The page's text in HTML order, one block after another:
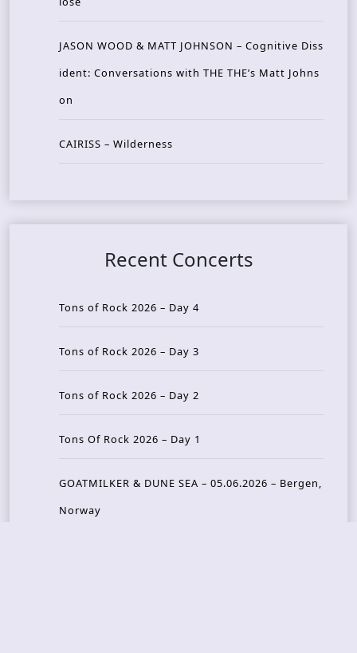
JASON WOOD & MATT JOHNSON – Cognitive Diss
ident: Conversations with THE THE’s Matt Johns
on
CAIRISS – Wilderness
Recent Concerts
Tons of Rock 2026 – Day 4
Tons of Rock 2026 – Day 3
Tons of Rock 2026 – Day 2
Tons Of Rock 2026 – Day 1
GOATMILKER & DUNE SEA – 05.06.2026 – Bergen,
Norway